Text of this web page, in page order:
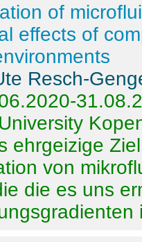
of
effects of
Resch-
ehrgeizige
von
die es uns